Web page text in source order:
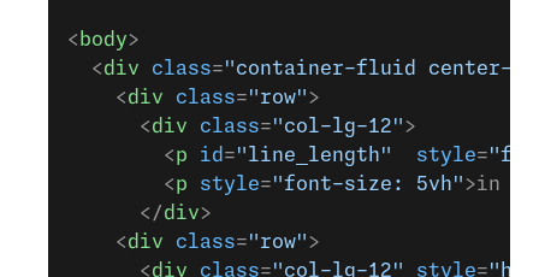
< body>
  <
div class="container-fluid center-
    <
div class="row" >
      <
div class="col-lg-12" >
        <
p id ="line_length"
  style
=
        <
p style="font-size: 5vh" >in
      </
div>
    <
div class="row" >
      <
div class="col-lg-12" style=